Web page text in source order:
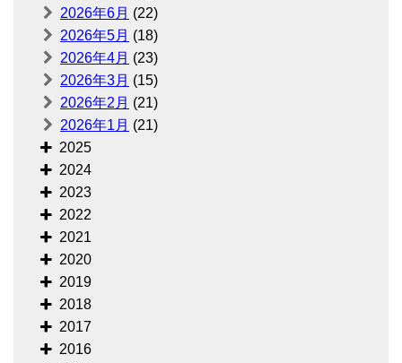
2026年6月 (22)
2026年5月 (18)
2026年4月 (23)
2026年3月 (15)
2026年2月 (21)
2026年1月 (21)
2025
2024
2023
2022
2021
2020
2019
2018
2017
2016